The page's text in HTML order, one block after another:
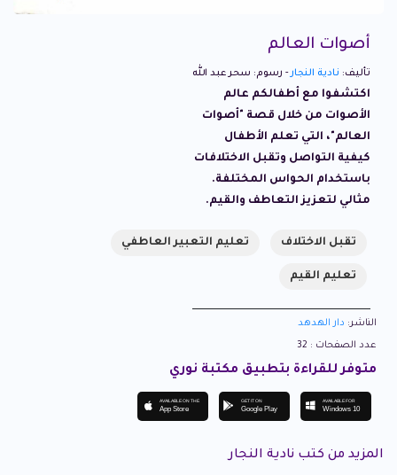
أصوات العالم
تأليف: نادية النجار - رسوم: سحر عبد الله
اكتشفوا مع أطفالكم عالم
الأصوات من خلال قصة "أصوات
العالم"، التي تعلم الأطفال
كيفية التواصل وتقبل الاختلافات
باستخدام الحواس المختلفة.
مثالي لتعزيز التعاطف والقيم.
تقبل الاختلاف تعليم التعبير العاطفي
تعليم القيم
الناشر: دار الهدهد
عدد الصفحات : 32
متوفر للقراءة بتطبيق مكتبة نوري
AVAILABLE ON THE
App Store
GET IT ON
Google Play
AVAILABLE FOR
Windows 10
المزيد من كتب نادية النجار